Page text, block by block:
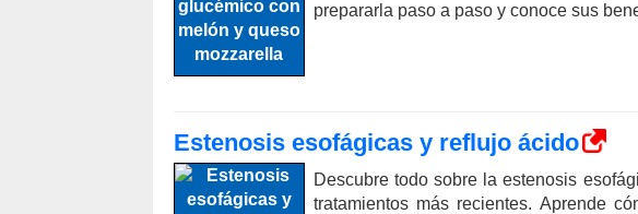
prepararla paso a paso y conoce sus
Estenosis esofágicas y reflujo ácido
Descubre todo sobre la estenosis
tratamientos más recientes. Aprende